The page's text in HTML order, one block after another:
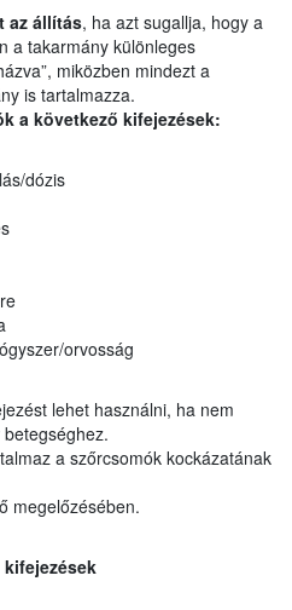
az állítás, ha azt sugallja, hogy a
a takarmány különleges
miközben mindezt a
is tartalmazza.
a következő kifejezések:
dózis
orvosság
lehet használni, ha nem
a szőrcsomók kockázatának